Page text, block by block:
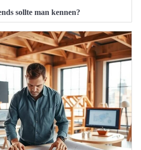
sollte man kennen?